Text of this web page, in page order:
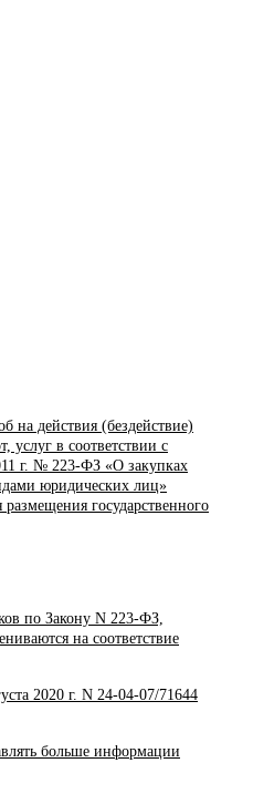
на действия (бездействие)
услуг в соответствии с
г. № 223-ФЗ «О закупках
юридических лиц»
государственного
по Закону N 223-ФЗ,
на соответствие
2020 г. N 24-04-07/71644
больше информации